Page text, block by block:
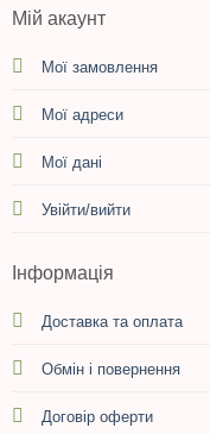
Мій акаунт
Мої замовлення
Мої адреси
Мої дані
Увійти/вийти
Інформація
Доставка та оплата
Обмін і повернення
Договір оферти